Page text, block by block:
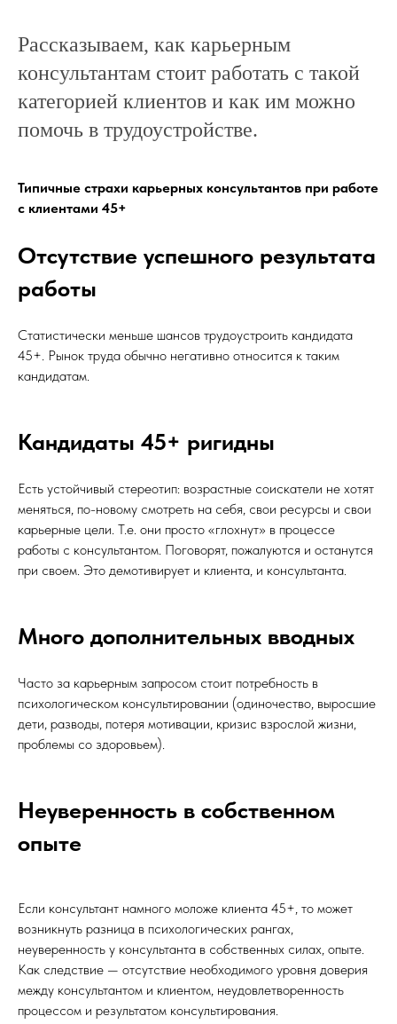
Рассказываем, как карьерным
консультантам стоит работать с такой
категорией клиентов и как им можно
помочь в трудоустройстве.
Типичные страхи карьерных консультантов при работе
с клиентами 45+
Отсутствие успешного результата
работы
Статистически меньше шансов трудоустроить кандидата
45+. Рынок труда обычно негативно относится к таким
кандидатам.
Кандидаты 45+ ригидны
Есть устойчивый стереотип: возрастные соискатели не хотят
меняться, по-новому смотреть на себя, свои ресурсы и свои
карьерные цели. Т.е. они просто «глохнут» в процессе
работы с консультантом. Поговорят, пожалуются и останутся
при своем. Это демотивирует и клиента, и консультанта.
Много дополнительных вводных
Часто за карьерным запросом стоит потребность в
психологическом консультировании (одиночество, выросшие
дети, разводы, потеря мотивации, кризис взрослой жизни,
проблемы со здоровьем).
Неуверенность в собственном
опыте
Если консультант намного моложе клиента 45+, то может
возникнуть разница в психологических рангах,
неуверенность у консультанта в собственных силах, опыте.
Как следствие — отсутствие необходимого уровня доверия
между консультантом и клиентом, неудовлетворенность
процессом и результатом консультирования.